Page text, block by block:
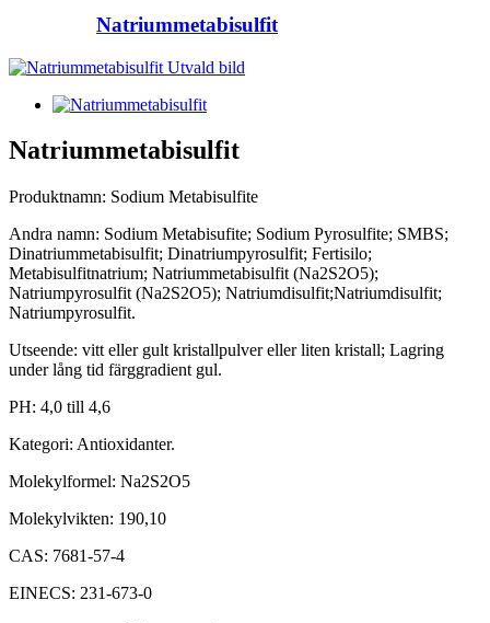
Natriummetabisulfit
Natriummetabisulfit
Produktnamn: Sodium Metabisulfite
Andra namn: Sodium Metabisufite; Sodium Pyrosulfite; SMBS;
Dinatriummetabisulfit; Dinatriumpyrosulfit; Fertisilo;
Metabisulfitnatrium; Natriummetabisulfit (Na2S2O5);
Natriumpyrosulfit (Na2S2O5); Natriumdisulfit;Natriumdisulfit;
Natriumpyrosulfit.
Utseende: vitt eller gult kristallpulver eller liten kristall; Lagring
under lång tid färggradient gul.
PH: 4,0 till 4,6
Kategori: Antioxidanter.
Molekylformel: Na2S2O5
Molekylvikten: 190,10
CAS: 7681-57-4
EINECS: 231-673-0